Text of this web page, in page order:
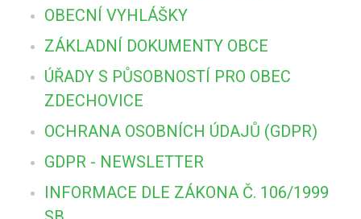
OBECNÍ VYHLÁŠKY
ZÁKLADNÍ DOKUMENTY OBCE
ÚŘADY S PŮSOBNOSTÍ PRO OBEC
ZDECHOVICE
OCHRANA OSOBNÍCH ÚDAJŮ (GDPR)
GDPR - NEWSLETTER
INFORMACE DLE ZÁKONA Č. 106/1999